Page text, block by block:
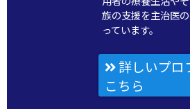
族の支援を主治医
っています。
詳しいプロ
こちら